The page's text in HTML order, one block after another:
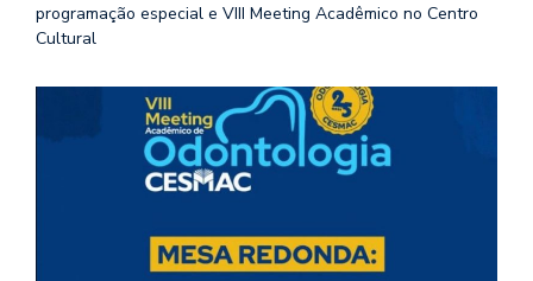
programação especial e VIII Meeting Acadêmico no Centro
Cultural